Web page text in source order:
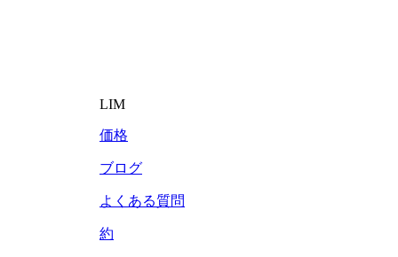
LIM
価格
ブログ
よくある質問
約